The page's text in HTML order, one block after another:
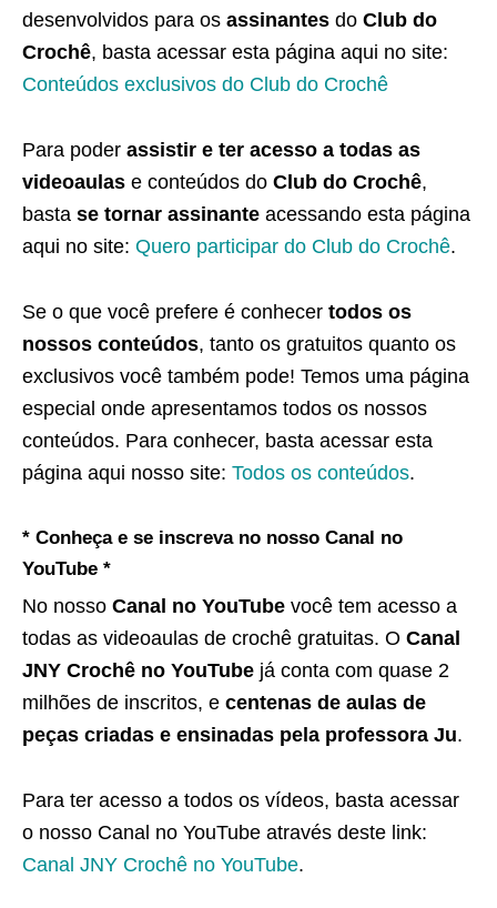
desenvolvidos para os assinantes do Club do
Crochê, basta acessar esta página aqui no site:
Conteúdos exclusivos do Club do Crochê
Para poder assistir e ter acesso a todas as
videoaulas e conteúdos do Club do Crochê,
basta se tornar assinante acessando esta página
aqui no site: Quero participar do Club do Crochê.
Se o que você prefere é conhecer todos os
nossos conteúdos, tanto os gratuitos quanto os
exclusivos você também pode! Temos uma página
especial onde apresentamos todos os nossos
conteúdos. Para conhecer, basta acessar esta
página aqui nosso site: Todos os conteúdos.
* Conheça e se inscreva no nosso Canal no
YouTube *
No nosso Canal no YouTube você tem acesso a
todas as videoaulas de crochê gratuitas. O Canal
JNY Crochê no YouTube já conta com quase 2
milhões de inscritos, e centenas de aulas de
peças criadas e ensinadas pela professora Ju.
Para ter acesso a todos os vídeos, basta acessar
o nosso Canal no YouTube através deste link:
Canal JNY Crochê no YouTube.